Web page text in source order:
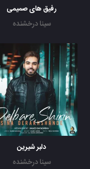
رفیق های صمیمی
سینا درخشنده
دلبر شیرین
سینا درخشنده